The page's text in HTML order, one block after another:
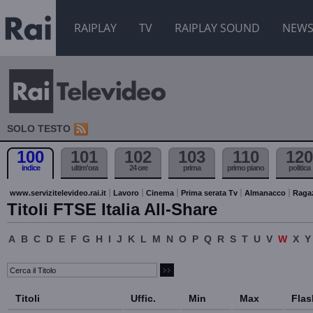
RAIPLAY TV RAIPLAY SOUND NEWS
SOLO TESTO
100
indice
101
ultim'ora
102
24 ore
103
prima
110
primo piano
120
politica
www.servizitelevideo.rai.it Lavoro Cinema Prima serata Tv Almanacco
Titoli FTSE Italia All-Share
A B C D E F G H I J K L M N O P Q R S T U V W X Y
Titoli Uffic. Min Max